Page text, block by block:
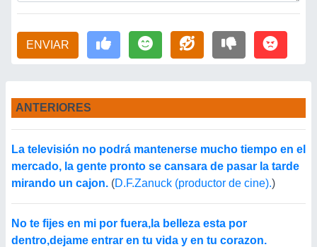
ENVIAR
ANTERIORES
La televisión no podrá mantenerse mucho tiempo en el
mercado, la gente pronto se cansara de pasar la tarde
mirando un cajon. (D.F.Zanuck (productor de cine).)
No te fijes en mi por fuera,la belleza esta por
dentro,dejame entrar en tu vida y en tu corazon.